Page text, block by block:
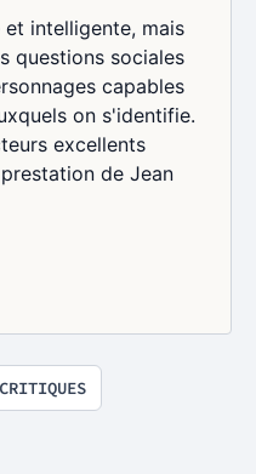
intelligente, mais
questions sociales
capables
on s'identifie.
excellents
de Jean